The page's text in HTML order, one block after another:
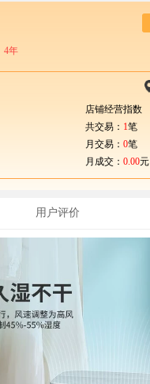
4年
店铺经营指数
共交易： 1笔
月交易： 0笔
月成交： 0.00元
用户评价